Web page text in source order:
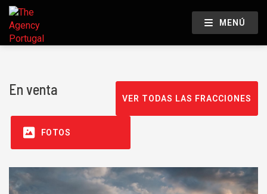
MENÚ
En venta
VER TODAS LAS FRACCIONES
FOTOS